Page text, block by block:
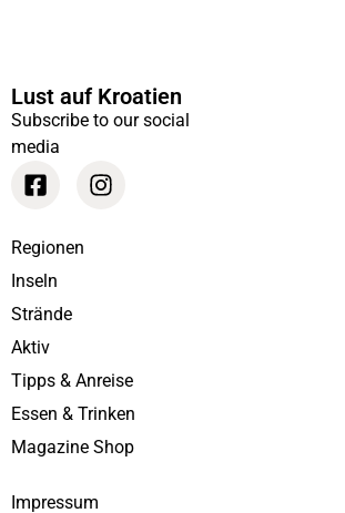
Lust auf Kroatien
Subscribe to our social
media
Regionen
Inseln
Strände
Aktiv
Tipps & Anreise
Essen & Trinken
Magazine Shop
Impressum